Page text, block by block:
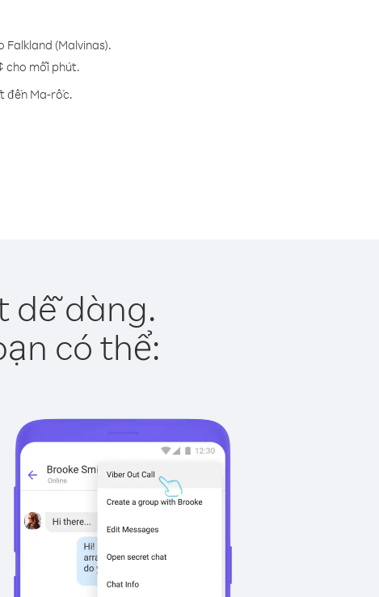
(Malvinas).
cho mỗi phút.
đến Ma-rốc.
dễ dàng.
có thể: